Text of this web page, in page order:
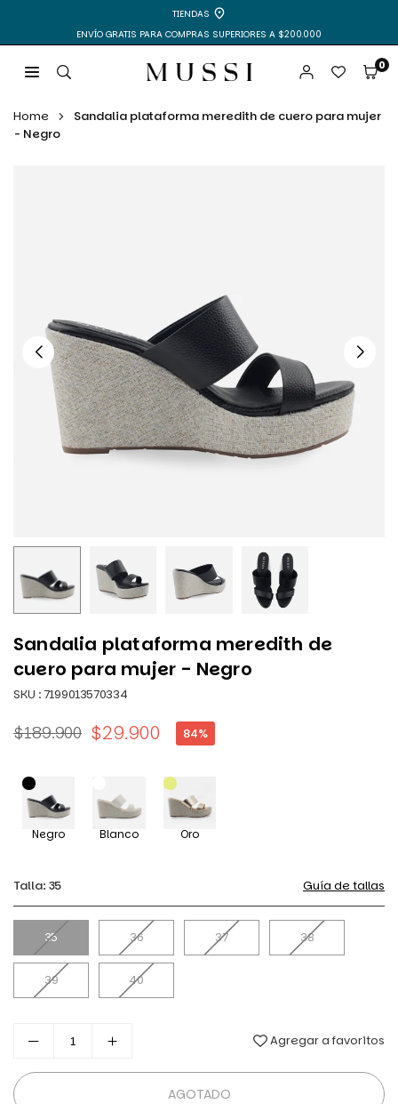
al
contenido
TIENDAS
ENVÍO GRATIS PARA COMPRAS SUPERIORES A $200.000
MUSSI
|
ZAPATOS
0
Home
Sandalia plataforma meredith de cuero para mujer
- Negro
Sandalia plataforma meredith de
cuero para mujer - Negro
SKU :7199013570334
Precio
$189.900 $29.900 84%
Negro Blanco Oro
Talla: 35 Guía de tallas
35 36 37 38
39 40
Agregar a favoritos
AGOTADO